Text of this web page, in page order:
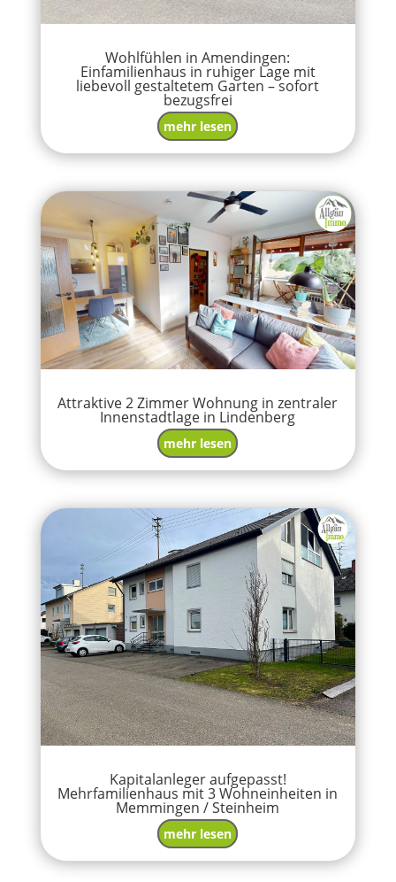
Wohlfühlen in Amendingen:
Einfamilienhaus in ruhiger Lage mit
liebevoll gestaltetem Garten – sofort
bezugsfrei
mehr lesen
Attraktive 2 Zimmer Wohnung in zentraler
Innenstadtlage in Lindenberg
mehr lesen
Kapitalanleger aufgepasst!
Mehrfamilienhaus mit 3 Wohneinheiten in
Memmingen / Steinheim
mehr lesen